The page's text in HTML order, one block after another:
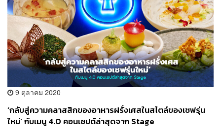
9 ตุลาคม 2020
‘กลับสู่ความคลาสสิกของอาหารฝรั่งเศสในสไตล์ของเชฟรุ่น
ใหม่’ กับเมนู 4.0 คอนเซปต์ล่าสุดจาก Stage